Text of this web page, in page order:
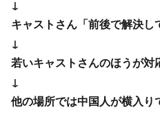
キャストさん「前後で解決し
↓
若いキャストさんのほうが対
↓
他の場所では中国人が横入り
↓